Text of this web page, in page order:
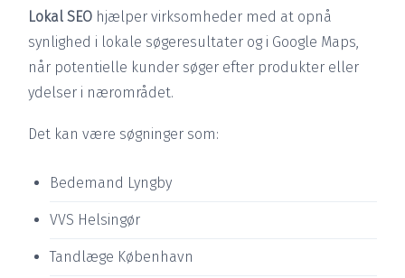
Lokal SEO hjælper virksomheder med at opnå
synlighed i lokale søgeresultater og i Google Maps,
når potentielle kunder søger efter produkter eller
ydelser i nærområdet.
Det kan være søgninger som:
Bedemand Lyngby
VVS Helsingør
Tandlæge København